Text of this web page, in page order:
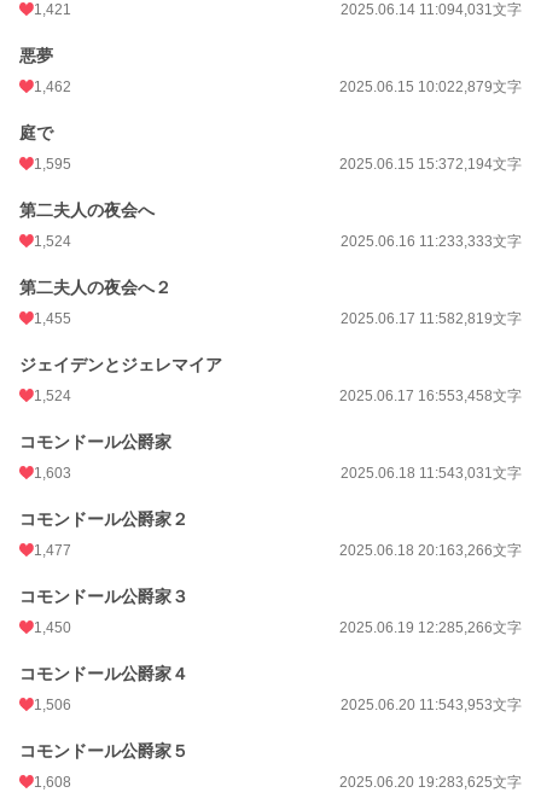
1,421 2025.06.14 11:094,031文字
悪夢
1,462 2025.06.15 10:022,879文字
庭で
1,595 2025.06.15 15:372,194文字
第二夫人の夜会へ
1,524 2025.06.16 11:233,333文字
第二夫人の夜会へ２
1,455 2025.06.17 11:582,819文字
ジェイデンとジェレマイア
1,524 2025.06.17 16:553,458文字
コモンドール公爵家
1,603 2025.06.18 11:543,031文字
コモンドール公爵家２
1,477 2025.06.18 20:163,266文字
コモンドール公爵家３
1,450 2025.06.19 12:285,266文字
コモンドール公爵家４
1,506 2025.06.20 11:543,953文字
コモンドール公爵家５
1,608 2025.06.20 19:283,625文字